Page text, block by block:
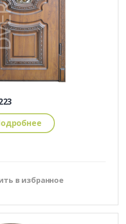
в избранное